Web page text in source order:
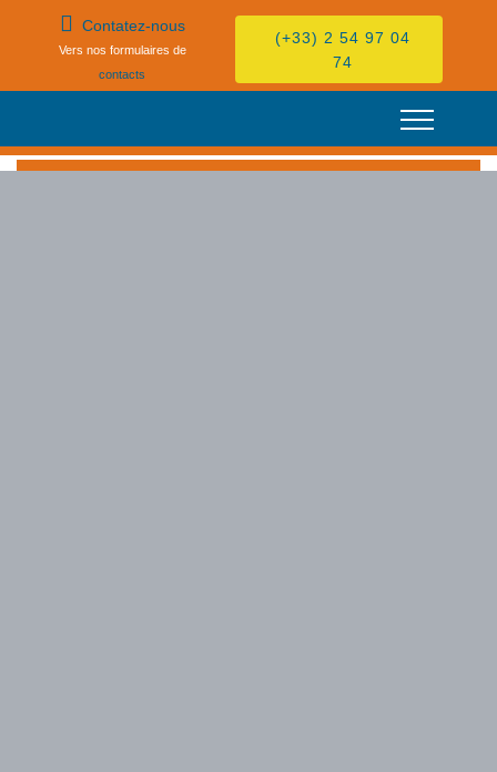
Contatez-nous
Vers nos formulaires de
contacts
(+33) 2 54 97 04
74